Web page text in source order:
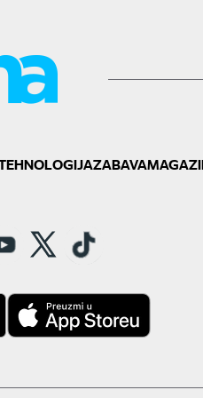
ZABAVA